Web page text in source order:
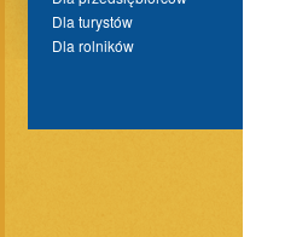
Dla turystów
Dla rolników